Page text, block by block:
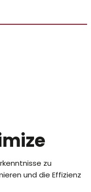
zu
und die Effizienz